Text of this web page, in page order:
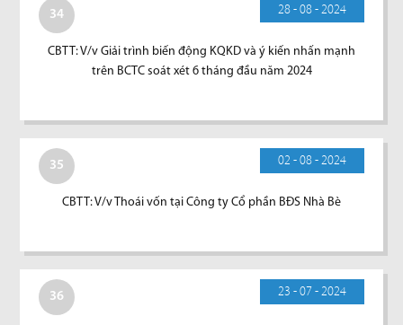
34 28 - 08 - 2024
CBTT: V/v Giải trình biến động KQKD và ý kiến nhấn mạnh
trên BCTC soát xét 6 tháng đầu năm 2024
35 02 - 08 - 2024
CBTT: V/v Thoái vốn tại Công ty Cổ phần BĐS Nhà Bè
36 23 - 07 - 2024